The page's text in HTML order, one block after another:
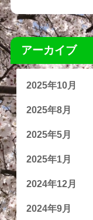
アーカイブ
2025年10月
2025年8月
2025年5月
2025年1月
2024年12月
2024年9月